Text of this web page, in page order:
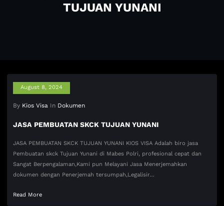
TUJUAN YUNANI
August 8, 2024
By Kios Visa In Dokumen
JASA PEMBUATAN SKCK TUJUAN YUNANI
JASA PEMBUATAN SKCK TUJUAN YUNANI KIOS VISA Adalah biro jasa
Pembuatan skck Tujuan Yunani di Mabes Polri, profesional cepat dan
Sangat Berpengalaman,Kami pun Melayani Jasa Menerjemahkan
dokumen dengan Penerjemah tersumpah,Legalisir…
Read More